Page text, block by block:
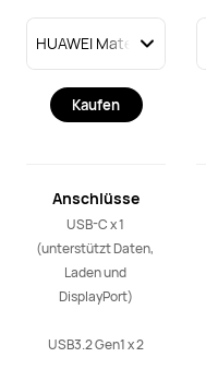
Kaufen
Anschlüsse
USB-C x 1
(unterstützt Daten,
Laden und
DisplayPort)
USB3.2 Gen1 x 2